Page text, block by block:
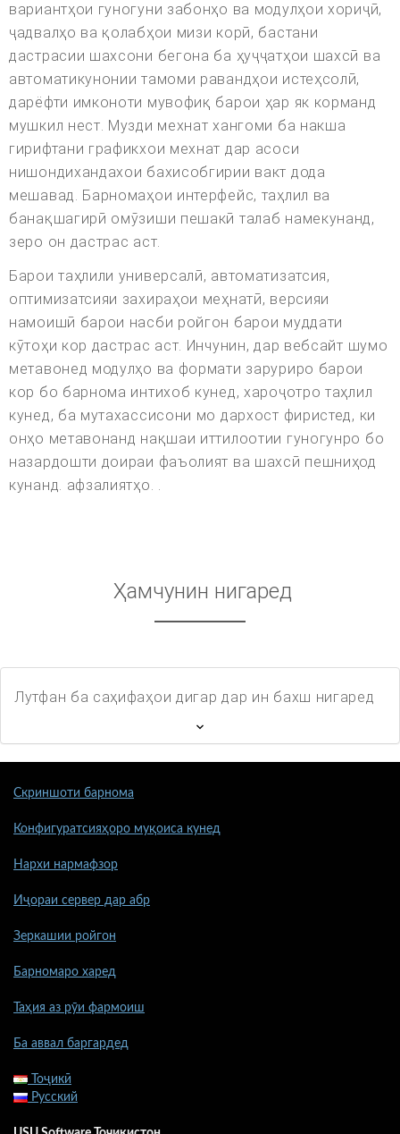
вариантҳои гуногуни забонҳо ва модулҳои хориҷӣ,
ҷадвалҳо ва қолабҳои мизи корӣ, бастани
дастрасии шахсони бегона ба ҳуҷҷатҳои шахсӣ ва
автоматикунонии тамоми равандҳои истеҳсолӣ,
дарёфти имконоти мувофиқ барои ҳар як корманд
мушкил нест. Музди мехнат хангоми ба накша
гирифтани графикхои мехнат дар асоси
нишондихандахои бахисобгирии вакт дода
мешавад. Барномаҳои интерфейс, таҳлил ва
банақшагирӣ омӯзиши пешакӣ талаб намекунанд,
зеро он дастрас аст.
Барои таҳлили универсалӣ, автоматизатсия,
оптимизатсияи захираҳои меҳнатӣ, версияи
намоишӣ барои насби ройгон барои муддати
кӯтоҳи кор дастрас аст. Инчунин, дар вебсайт шумо
метавонед модулҳо ва формати заруриро барои
кор бо барнома интихоб кунед, хароҷотро таҳлил
кунед, ба мутахассисони мо дархост фиристед, ки
онҳо метавонанд нақшаи иттилоотии гуногунро бо
назардошти доираи фаъолият ва шахсӣ пешниҳод
кунанд. афзалиятҳо. .
Ҳамчунин нигаред
Лутфан ба саҳифаҳои дигар дар ин бахш нигаред
Скриншоти барнома
Конфигуратсияҳоро муқоиса кунед
Нархи нармафзор
Иҷораи сервер дар абр
Зеркашии ройгон
Барномаро харед
Таҳия аз рӯи фармоиш
Ба аввал баргардед
Тоҷикӣ
Русский